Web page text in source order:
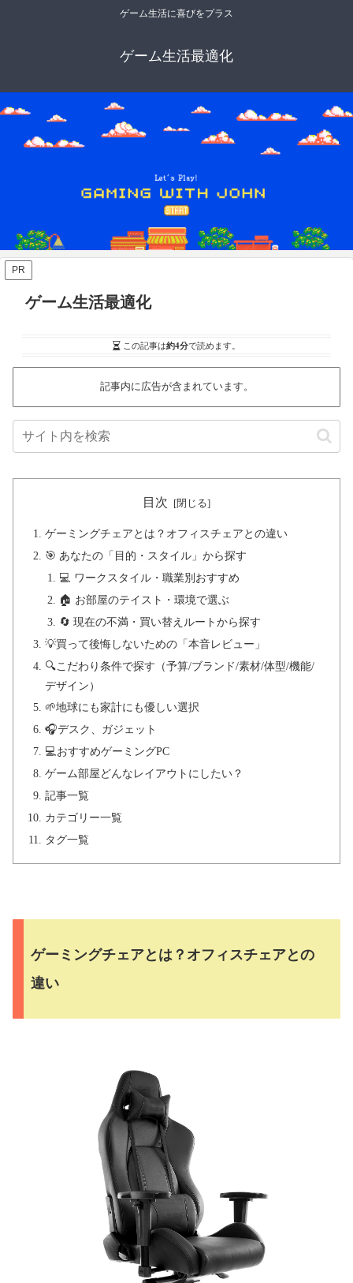
ゲーム生活に喜びをプラス
ゲーム生活最適化
PR
ゲーム生活最適化
この記事は約4分で読めます。
記事内に広告が含まれています。
目次
ゲーミングチェアとは？オフィスチェアとの違い
🎯 あなたの「目的・スタイル」から探す
💻 ワークスタイル・職業別おすすめ
🏠 お部屋のテイスト・環境で選ぶ
🔄 現在の不満・買い替えルートから探す
💡買って後悔しないための「本音レビュー」
🔍こだわり条件で探す（予算/ブランド/素材/体型/機能/
デザイン）
🌱地球にも家計にも優しい選択
🎧デスク、ガジェット
💻おすすめゲーミングPC
ゲーム部屋どんなレイアウトにしたい？
記事一覧
カテゴリー一覧
タグ一覧
ゲーミングチェアとは？オフィスチェアとの
違い